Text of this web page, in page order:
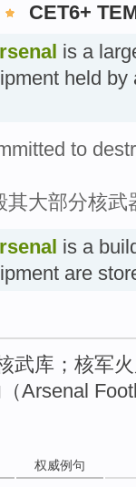
CET6+
is a
held by
to
其大部分核武
is a
are
武库；核军
Arsenal
权威例句